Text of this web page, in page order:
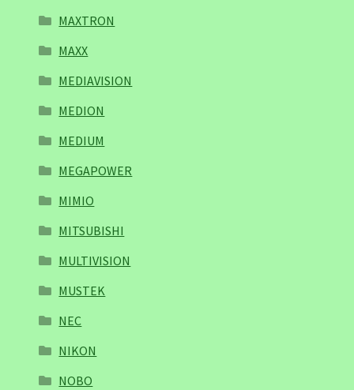
MAXTRON
MAXX
MEDIAVISION
MEDION
MEDIUM
MEGAPOWER
MIMIO
MITSUBISHI
MULTIVISION
MUSTEK
NEC
NIKON
NOBO